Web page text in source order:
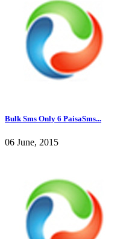
Bulk Sms Only 6 PaisaSms...
06 June, 2015